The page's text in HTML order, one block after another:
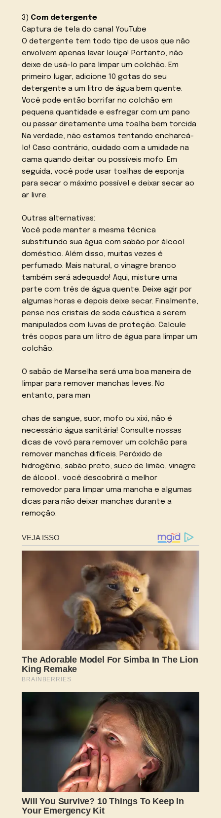
3) Com detergente
Captura de tela do canal YouTube
O detergente tem todo tipo de usos que não
envolvem apenas lavar louça! Portanto, não
deixe de usá-lo para limpar um colchão. Em
primeiro lugar, adicione 10 gotas do seu
detergente a um litro de água bem quente.
Você pode então borrifar no colchão em
pequena quantidade e esfregar com um pano
ou passar diretamente uma toalha bem torcida.
Na verdade, não estamos tentando encharcá-
lo! Caso contrário, cuidado com a umidade na
cama quando deitar ou possíveis mofo. Em
seguida, você pode usar toalhas de esponja
para secar o máximo possível e deixar secar ao
ar livre.
Outras alternativas:
Você pode manter a mesma técnica
substituindo sua água com sabão por álcool
doméstico. Além disso, muitas vezes é
perfumado. Mais natural, o vinagre branco
também será adequado! Aqui, misture uma
parte com três de água quente. Deixe agir por
algumas horas e depois deixe secar. Finalmente,
pense nos cristais de soda cáustica a serem
manipulados com luvas de proteção. Calcule
três copos para um litro de água para limpar um
colchão.
O sabão de Marselha será uma boa maneira de
limpar para remover manchas leves. No
entanto, para man
chas de sangue, suor, mofo ou xixi, não é
necessário água sanitária! Consulte nossas
dicas de vovó para remover um colchão para
remover manchas difíceis. Peróxido de
hidrogênio, sabão preto, suco de limão, vinagre
de álcool… você descobrirá o melhor
removedor para limpar uma mancha e algumas
dicas para não deixar manchas durante a
remoção.